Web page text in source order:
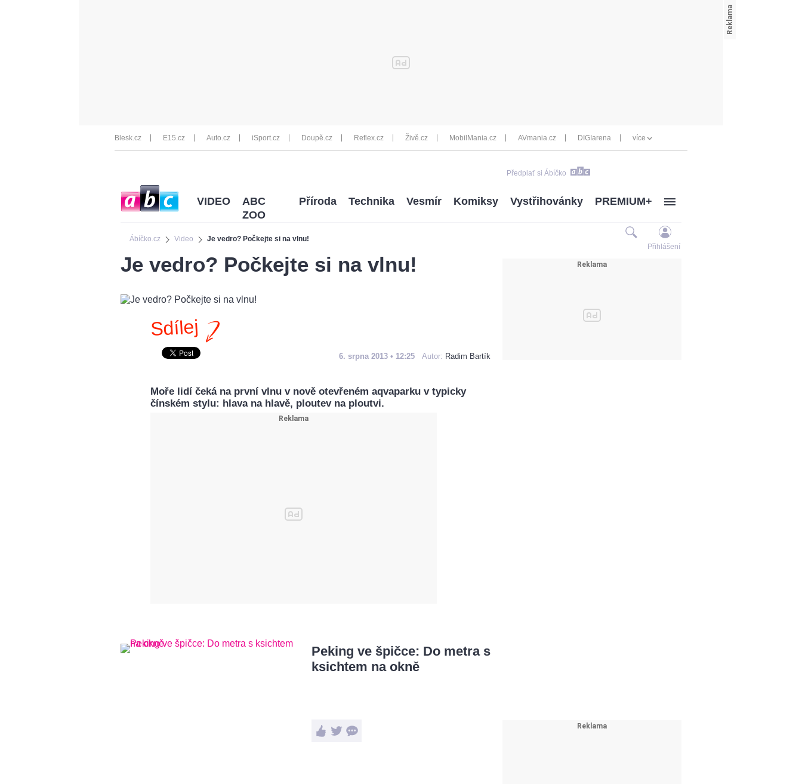
Blesk.cz E15.cz Auto.cz iSport.cz Doupě.cz Reflex.cz Živě.cz MobilMania.cz AVmania.cz DIGIarena více
Předplať si Ábíčko
Ábíčko.cz Video Je vedro? Počkejte si na vlnu!
VIDEO
ABC
ZOO
Příroda Technika Vesmír Komiksy Vystřihovánky PREMIUM+
Přihlášení
Je vedro? Počkejte si na vlnu!
Sdílej
6. srpna 2013 • 12:25 Autor: Radim Bartík
Moře lidí čeká na první vlnu v nově otevřeném aqvaparku v typicky
čínském stylu: hlava na hlavě, ploutev na ploutvi.
Peking ve špičce: Do metra s
ksichtem na okně